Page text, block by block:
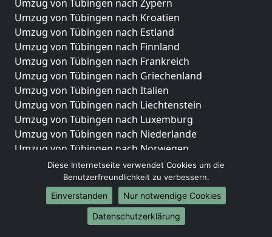
Umzug von Tübingen nach Zypern
Umzug von Tübingen nach Kroatien
Umzug von Tübingen nach Estland
Umzug von Tübingen nach Finnland
Umzug von Tübingen nach Frankreich
Umzug von Tübingen nach Griechenland
Umzug von Tübingen nach Italien
Umzug von Tübingen nach Liechtenstein
Umzug von Tübingen nach Luxemburg
Umzug von Tübingen nach Niederlande
Umzug von Tübingen nach Norwegen
Umzüge-Deutschlandweit
Umzug von Tübingen nach Berlin
Umzug von Tübingen nach Hamburg
Umzug von Tübingen nach München
Diese Internetseite verwendet Cookies um die
Benutzerfreundlichkeit zu verbessern.
Einverstanden
Nur notwendige Cookies
Datenschutzerklärung